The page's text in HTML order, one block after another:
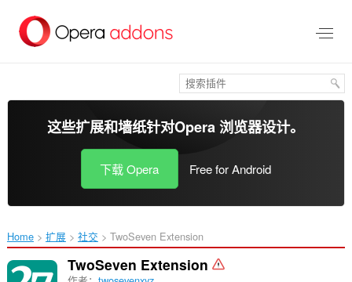
这些扩展和墙纸针对Opera 浏览器设计。
下载 Opera Free for Android
Home 扩展 社交 TwoSeven Extension‎
TwoSeven Extension